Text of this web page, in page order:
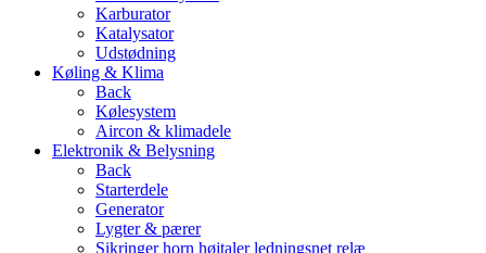
Karburator
Katalysator
Udstødning
Køling & Klima
Back
Kølesystem
Aircon & klimadele
Elektronik & Belysning
Back
Starterdele
Generator
Lygter & pærer
Sikringer horn højtaler ledningsnet relæ